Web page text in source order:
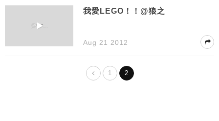
我愛LEGO！！@狼之
Aug 21 2012
1 2